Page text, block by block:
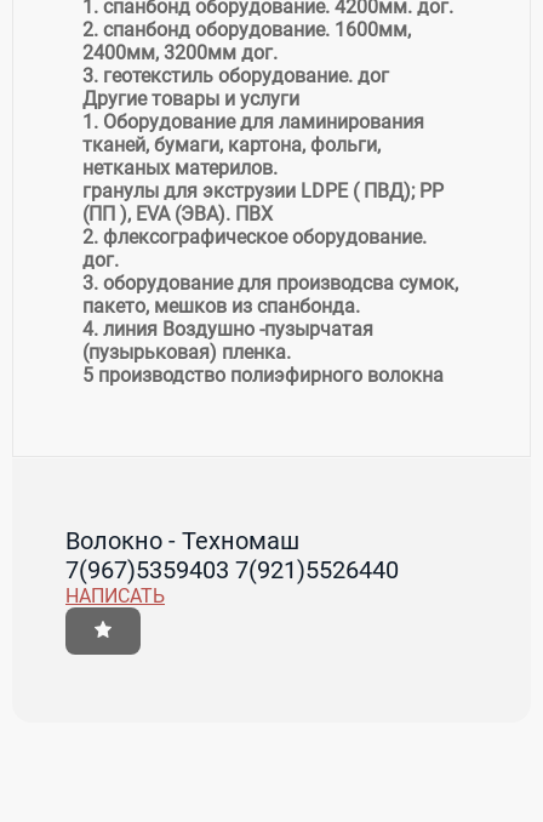
1. спанбонд оборудование. 4200мм. дог.
2. спанбонд оборудование. 1600мм,
2400мм, 3200мм дог.
3. геотекстиль оборудование. дог
Другие товары и услуги
1. Оборудование для ламинирования
тканей, бумаги, картона, фольги,
нетканых материлов.
гранулы для экструзии LDPE ( ПВД); PP
(ПП ), EVA (ЭВА). ПВХ
2. флексографическое оборудование.
дог.
3. оборудование для производсва сумок,
пакето, мешков из спанбонда.
4. линия Воздушно -пузырчатая
(пузырьковая) пленка.
5 производство полиэфирного волокна
Волокно - Техномаш
7(967)5359403 7(921)5526440
НАПИСАТЬ